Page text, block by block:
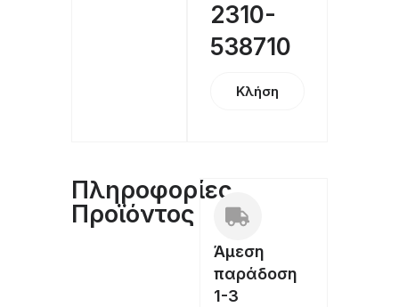
2310-
538710
Κλήση
Πληροφορίες
Προϊόντος
Άμεση
παράδοση
1-3